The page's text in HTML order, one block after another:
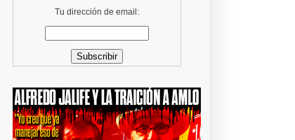
Tu dirección de email: